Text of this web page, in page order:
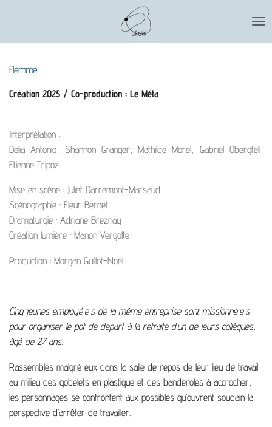
contenu
Flemme
Création 2025 / Co-production : Le Méta
Interprétation :
Delia Antonio, Shannon Granger, Mathilde Morel, Gabriel Obergfell,
Etienne Tripoz.
Mise en scène : Juliet Darremont-Marsaud
Scénographie : Fleur Bernet
Dramaturgie : Adriane Breznay
Création lumière : Manon Vergotte
Production : Morgan Guillot-Noël
Cinq jeunes employé·e·s de la même entreprise sont missionné·e·s
pour organiser le pot de départ à la retraite d’un de leurs collègues,
âgé de 27 ans.
Rassemblés malgré eux dans la salle de repos de leur lieu de travail
au milieu des gobelets en plastique et des banderoles à accrocher,
les personnages se confrontent aux possibles qu’ouvrent soudain la
perspective d’arrêter de travailler.